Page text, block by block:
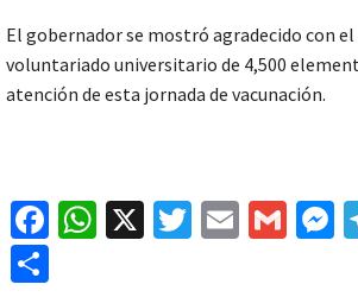
El gobernador se mostró agradecido con el
voluntariado universitario de 4,500
atención de esta jornada de vacunación.
Fa W X
T
E
G